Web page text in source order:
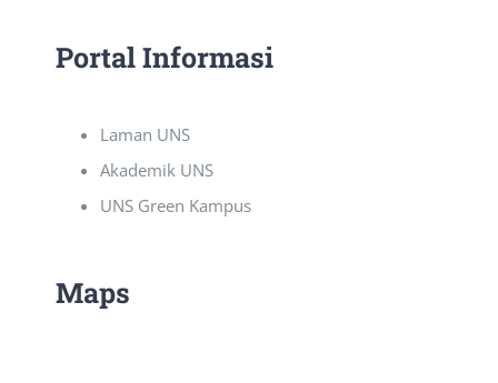
Portal Informasi
Laman UNS
Akademik UNS
UNS Green Kampus
Maps